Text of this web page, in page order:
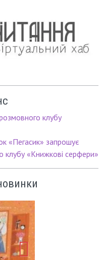
клубу
«Пегасик» запрошує
«Книжкові серфери»